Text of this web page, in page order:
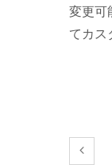
変更可
てカス